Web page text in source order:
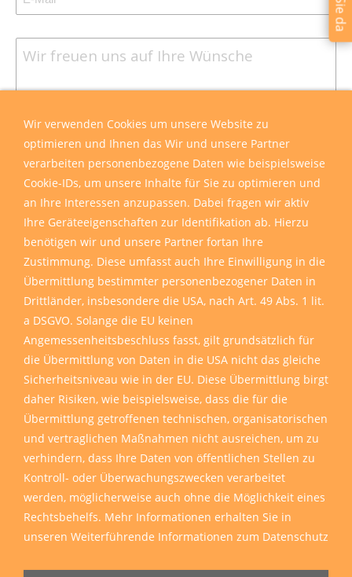
Wir verwenden Cookies um unsere Website zu
optimieren und Ihnen das Wir und unsere Partner
verarbeiten personenbezogene Daten wie beispielsweise
Cookie-IDs, um unsere Inhalte für Sie zu optimieren und
an Ihre Interessen anzupassen. Dabei fragen wir aktiv
Ihre Geräteeigenschaften zur Identifikation ab. Hierzu
benötigen wir und unsere Partner fortan Ihre
Zustimmung. Diese umfasst auch Ihre Einwilligung in die
Übermittlung bestimmter personenbezogener Daten in
Drittländer, insbesondere die USA, nach Art. 49 Abs. 1 lit.
a DSGVO. Solange die EU keinen
Angemessenheitsbeschluss fasst, gilt grundsätzlich für
die Übermittlung von Daten in die USA nicht das gleiche
Sicherheitsniveau wie in der EU. Diese Übermittlung birgt
daher Risiken, wie beispielsweise, dass die für die
Übermittlung getroffenen technischen, organisatorischen
und vertraglichen Maßnahmen nicht ausreichen, um zu
verhindern, dass Ihre Daten von öffentlichen Stellen zu
Kontroll- oder Überwachungszwecken verarbeitet
werden, möglicherweise auch ohne die Möglichkeit eines
Rechtsbehelfs. Mehr Informationen erhalten Sie in
unseren Weiterführende Informationen zum Datenschutz